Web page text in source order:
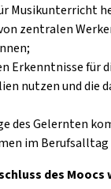
Musikunterricht
zentralen
Erkenntnisse für
nutzen und die
des Gelernten
im Berufsalltag
des Moocs